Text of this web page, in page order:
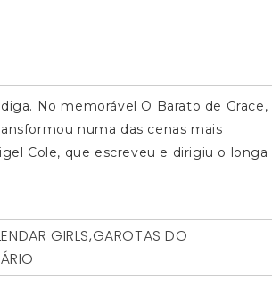
No memorável O Barato de Grace,
numa das cenas mais
Cole, que escreveu e dirigiu o longa
GIRLS,GAROTAS DO